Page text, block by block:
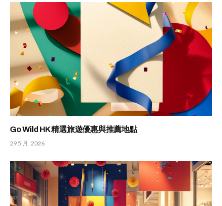
Go Wild HK 精選旅遊優惠與推薦地點
29 5 月, 2026